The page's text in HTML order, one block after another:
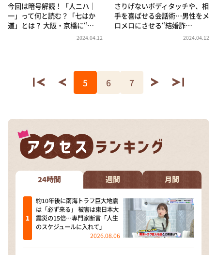
今回は暗号解読！「人ニハ｜
一」って何と読む？「七はか
道」とは？ 大阪・京橋に“…
2024.04.12
さりげないボディタッチや、相
手を喜ばせる会話術…男性をメ
ロメロにさせる“結婚詐…
2024.04.12
5 6 7
24時間 週間 月間
約10年後に南海トラフ巨大地震
は「必ず来る」 被害は東日本大
震災の15倍…専門家断言「人生
のスケジュールに入れて」
2026.08.06